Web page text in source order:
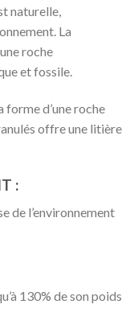
naturelle,
La
roche
et fossile.
forme d’une roche
offre une litière
:
de l’environnement
130% de son poids